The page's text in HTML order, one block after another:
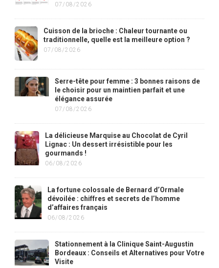
07/08/2026
Cuisson de la brioche : Chaleur tournante ou
traditionnelle, quelle est la meilleure option ?
07/08/2026
Serre-tête pour femme : 3 bonnes raisons de
le choisir pour un maintien parfait et une
élégance assurée
07/08/2026
La délicieuse Marquise au Chocolat de Cyril
Lignac : Un dessert irrésistible pour les
gourmands !
06/08/2026
La fortune colossale de Bernard d’Ormale
dévoilée : chiffres et secrets de l’homme
d’affaires français
06/08/2026
Stationnement à la Clinique Saint-Augustin
Bordeaux : Conseils et Alternatives pour Votre
Visite